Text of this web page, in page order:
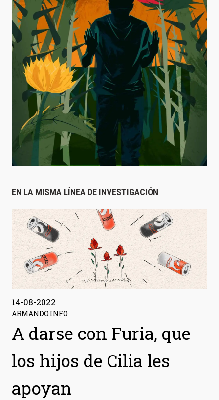
EN LA MISMA LÍNEA DE INVESTIGACIÓN
14-08-2022
ARMANDO.INFO
A darse con Furia, que
los hijos de Cilia les
apoyan